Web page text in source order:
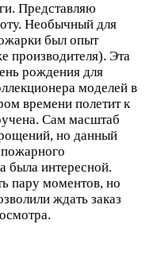
Представляю
Необычный для
был опыт
производителя). Эта
рождения для
моделей в
времени полетит к
Сам масштаб
но данный
была интересной.
пару моментов, но
ждать заказ